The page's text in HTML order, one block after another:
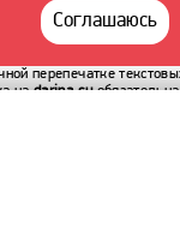
перепечатке
наdarina.su
Соглашаюсь